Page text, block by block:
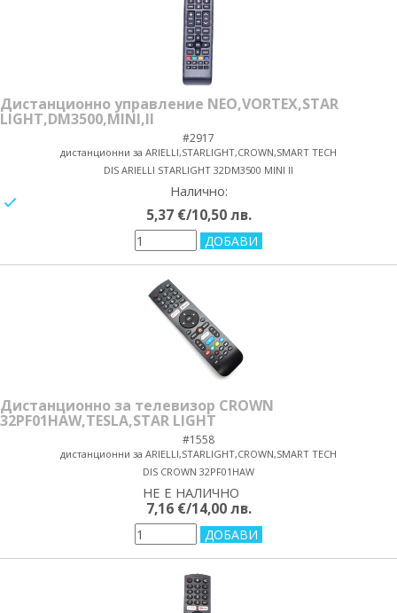
Дистанционно управление NEO,VORTEX,STAR
LIGHT,DM3500,MINI,II
#2917
дистанционни за ARIELLI,STARLIGHT,CROWN,SMART TECH
DIS ARIELLI STARLIGHT 32DM3500 MINI II
Налично:
5,37 €/10,50 лв.
Дистанционно за телевизор CROWN
32PF01HAW,TESLA,STAR LIGHT
#1558
дистанционни за ARIELLI,STARLIGHT,CROWN,SMART TECH
DIS CROWN 32PF01HAW
НЕ Е НАЛИЧНО
7,16 €/14,00 лв.